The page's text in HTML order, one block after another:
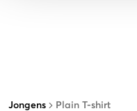
Jongens Plain T-shirt